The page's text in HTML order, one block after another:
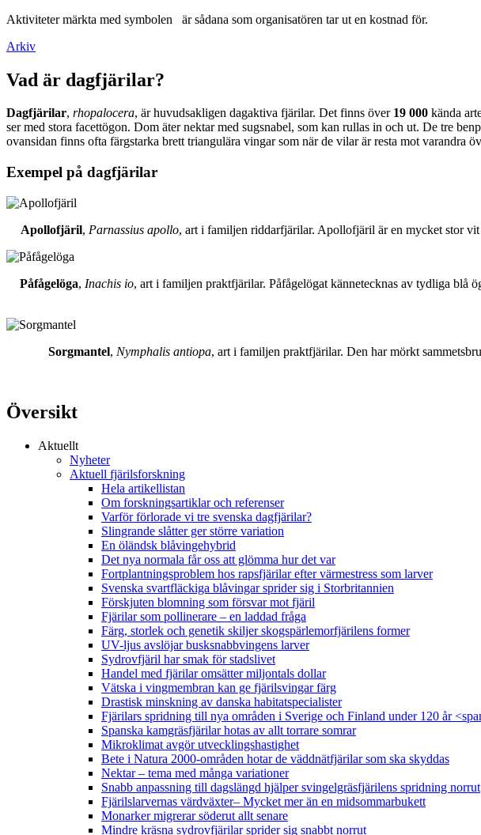
Aktiviteter märkta med symbolen
är sådana som organisatören tar ut en kostnad för.
Arkiv
Vad är dagfjärilar?
Dagfjärilar, rhopalocera, är huvudsakligen dagaktiva fjärilar. Det finns över 19 000 kända
ser med stora facettögon. Dom äter nektar med sugsnabel, som kan rullas in och ut. De tre
ovansidan finns ofta färgstarka brett triangulära vingar som när de vilar är resta mot varandra
Exempel på dagfjärilar
Apollofjäril, Parnassius apollo, art i familjen riddarfjärilar. Apollofjäril är en mycket stor
Påfågelöga, Inachis io, art i familjen praktfjärilar. Påfågelögat kännetecknas av tydliga blå
Sorgmantel, Nymphalis antiopa, art i familjen praktfjärilar. Den har mörkt
Översikt
Aktuellt
Nyheter
Aktuell fjärilsforskning
Hela artikellistan
Om forskningsartiklar och referenser
Varför förlorade vi tre svenska dagfjärilar?
Slingrande slåtter ger större variation
En öländsk blåvingehybrid
Det nya normala får oss att glömma hur det var
Fortplantningsproblem hos rapsfjärilar efter värmestress som larver
Svenska svartfläckiga blåvingar sprider sig i Storbritannien
Förskjuten blomning som försvar mot fjäril
Fjärilar som pollinerare – en laddad fråga
Färg, storlek och genetik skiljer skogspärlemorfjärilens former
UV-ljus avslöjar busksnabbvingens larver
Sydrovfjäril har smak för stadslivet
Handel med fjärilar omsätter miljontals dollar
Vätska i vingmembran kan ge fjärilsvingar färg
Drastisk minskning av danska habitatspecialister
Fjärilars spridning till nya områden i Sverige och Finland under 120 år
Spanska kamgräsfjärilar hotas av allt torrare somrar
Mikroklimat avgör utvecklingshastighet
Bete i Natura 2000-områden hotar de väddnätfjärilar som ska skyddas
Nektar – tema med många variationer
Snabb anpassning till dagslängd hjälper svingelgräsfjärilens spridning norrut
Fjärilslarvernas värdväxter– Mycket mer än en midsommarbukett
Monarker migrerar söderut allt senare
Mindre kräsna sydrovfjärilar sprider sig snabbt norrut